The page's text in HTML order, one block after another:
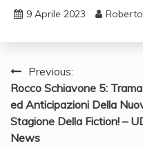
9 Aprile 2023
Navigazione
articoli
Previous:
Rocco Schiavone 5: Trama
ed Anticipazioni Della
Stagione Della Fiction! –
News